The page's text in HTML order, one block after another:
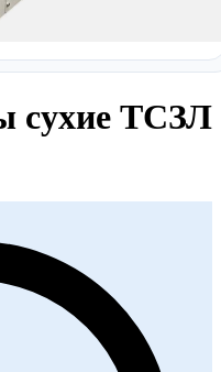
сухие ТСЗЛ